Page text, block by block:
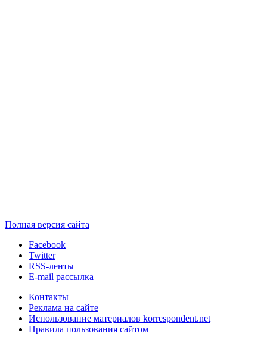
Полная версия сайта
Facebook
Twitter
RSS-ленты
E-mail рассылка
Контакты
Реклама на сайте
Использование материалов korrespondent.net
Правила пользования сайтом